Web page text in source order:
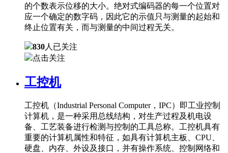
的个数表示位移的大小。绝对式编码器的每一个位置对
应一个确定的数字码，因此它的示值只与测量的起始和
终止位置有关，而与测量的中间过程无关。
830人已关注
点击关注
工控机
工控机（Industrial Personal Computer，IPC）即工业控制
计算机，是一种采用总线结构，对生产过程及机电设
备、工艺装备进行检测与控制的工具总称。工控机具有
重要的计算机属性和特征，如具有计算机主板、CPU、
硬盘、内存、外设及接口，并有操作系统、控制网络和